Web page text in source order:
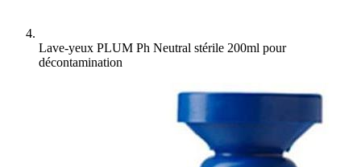
Lave-yeux PLUM Ph Neutral stérile 200ml pour
décontamination